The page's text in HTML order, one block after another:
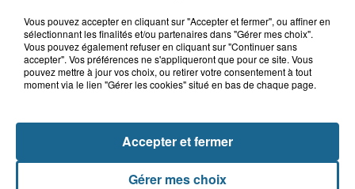
Vous pouvez accepter en cliquant sur "Accepter et fermer", ou affiner en
sélectionnant les finalités et/ou partenaires dans "Gérer mes choix".
Vous pouvez également refuser en cliquant sur "Continuer sans
accepter". Vos préférences ne s'appliqueront que pour ce site. Vous
pouvez mettre à jour vos choix, ou retirer votre consentement à tout
moment via le lien "Gérer les cookies" situé en bas de chaque page.
Gérer mes choix
Accepter et fermer